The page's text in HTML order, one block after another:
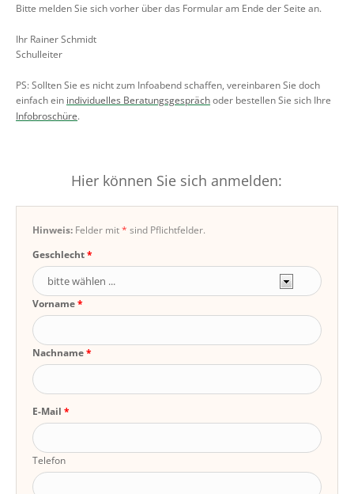
Bitte melden Sie sich vorher über das Formular am Ende der Seite an.
Ihr Rainer Schmidt
Schulleiter
PS: Sollten Sie es nicht zum Infoabend schaffen, vereinbaren Sie doch
einfach ein individuelles Beratungsgesprächoder bestellen Sie sich Ihre
Infobroschüre.
Hier können Sie sich anmelden:
Hinweis: Felder mit* sind Pflichtfelder.
Geschlecht
Vorname
Nachname
E-Mail
Telefon